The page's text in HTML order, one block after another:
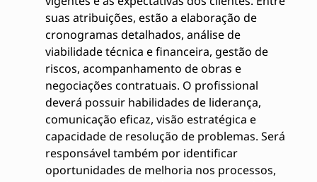
suas atribuições, estão a elaboração de
cronogramas detalhados, análise de
viabilidade técnica e financeira, gestão de
riscos, acompanhamento de obras e
negociações contratuais. O profissional
deverá possuir habilidades de liderança,
comunicação eficaz, visão estratégica e
capacidade de resolução de problemas. Será
responsável também por identificar
oportunidades de melhoria nos processos,